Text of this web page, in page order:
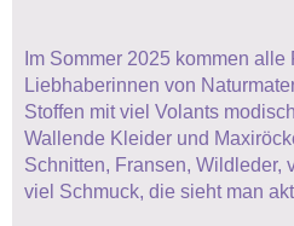
Im Sommer 2025 kommen alle
Liebhaberinnen von
Stoffen mit viel Volants
Wallende Kleider und
Schnitten, Fransen, Wildleder,
viel Schmuck, die sieht man